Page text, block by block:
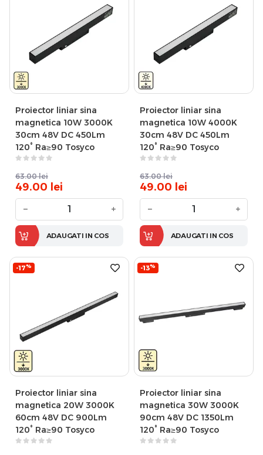
Proiector liniar sina
magnetica 10W 3000K
30cm 48V DC 450Lm
120° Ra≥90 Tosyco
63.00 lei
49.00 lei
− +
ADAUGATI IN COS
Proiector liniar sina
magnetica 10W 4000K
30cm 48V DC 450Lm
120° Ra≥90 Tosyco
63.00 lei
49.00 lei
− +
ADAUGATI IN COS
-17%
Proiector liniar sina
magnetica 20W 3000K
60cm 48V DC 900Lm
120° Ra≥90 Tosyco
-13%
Proiector liniar sina
magnetica 30W 3000K
90cm 48V DC 1350Lm
120° Ra≥90 Tosyco